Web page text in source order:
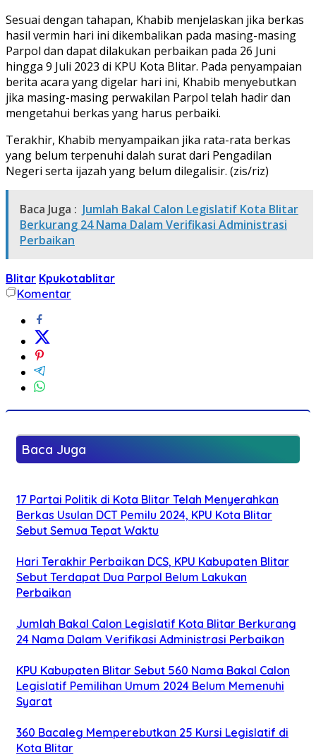
Sesuai dengan tahapan, Khabib menjelaskan jika berkas
hasil vermin hari ini dikembalikan pada masing-masing
Parpol dan dapat dilakukan perbaikan pada 26 Juni
hingga 9 Juli 2023 di KPU Kota Blitar. Pada penyampaian
berita acara yang digelar hari ini, Khabib menyebutkan
jika masing-masing perwakilan Parpol telah hadir dan
mengetahui berkas yang harus perbaiki.
Terakhir, Khabib menyampaikan jika rata-rata berkas
yang belum terpenuhi dalah surat dari Pengadilan
Negeri serta ijazah yang belum dilegalisir. (zis/riz)
Baca Juga : Jumlah Bakal Calon Legislatif Kota Blitar
Berkurang 24 Nama Dalam Verifikasi Administrasi
Perbaikan
Blitar Kpukotablitar
Komentar
Baca Juga
17 Partai Politik di Kota Blitar Telah Menyerahkan
Berkas Usulan DCT Pemilu 2024, KPU Kota Blitar
Sebut Semua Tepat Waktu
Hari Terakhir Perbaikan DCS, KPU Kabupaten Blitar
Sebut Terdapat Dua Parpol Belum Lakukan
Perbaikan
Jumlah Bakal Calon Legislatif Kota Blitar Berkurang
24 Nama Dalam Verifikasi Administrasi Perbaikan
KPU Kabupaten Blitar Sebut 560 Nama Bakal Calon
Legislatif Pemilihan Umum 2024 Belum Memenuhi
Syarat
360 Bacaleg Memperebutkan 25 Kursi Legislatif di
Kota Blitar